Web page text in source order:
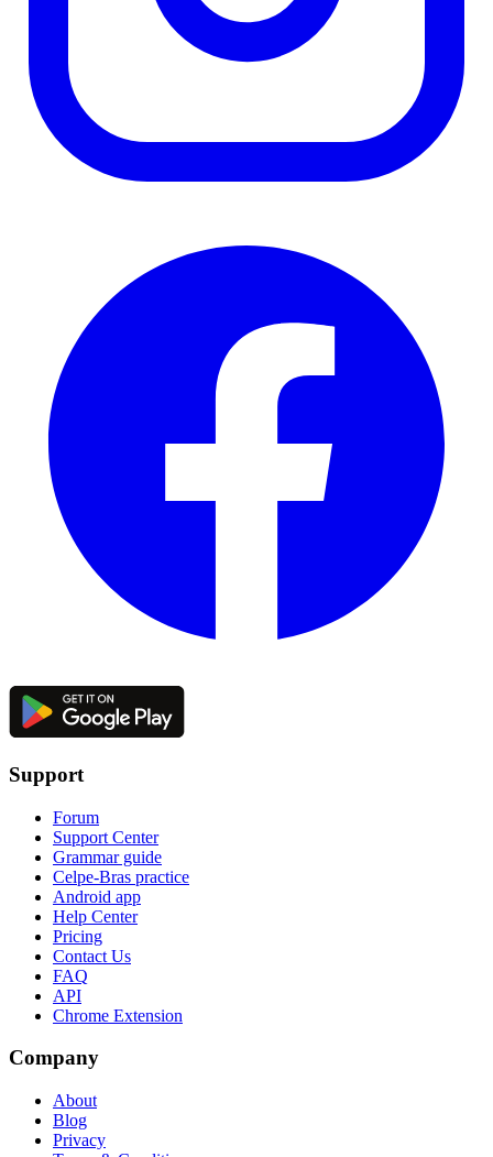
Support
Forum
Support Center
Grammar guide
Celpe-Bras practice
Android app
Help Center
Pricing
Contact Us
FAQ
API
Chrome Extension
Company
About
Blog
Privacy